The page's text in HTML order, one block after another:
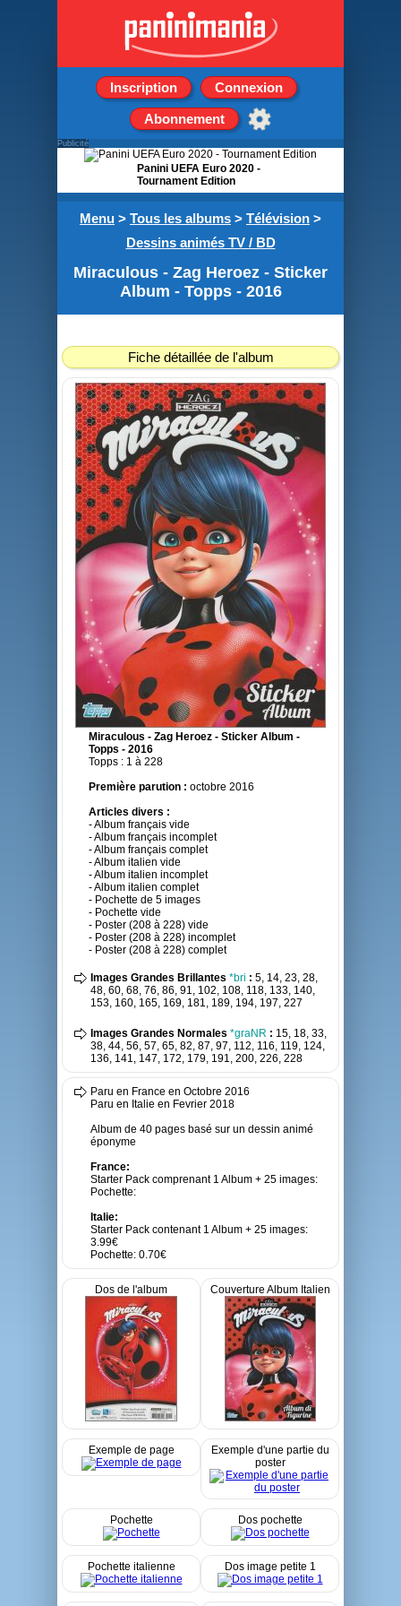
Inscription Connexion
Abonnement
Menu > Tous les albums > Télévision >
Dessins animés TV / BD
Miraculous - Zag Heroez - Sticker
Album - Topps - 2016
Fiche détaillée de l'album
Miraculous - Zag Heroez - Sticker Album -
Topps - 2016
Topps : 1 à 228
Première parution : octobre 2016
Articles divers :
- Album français vide
- Album français incomplet
- Album français complet
- Album italien vide
- Album italien incomplet
- Album italien complet
- Pochette de 5 images
- Pochette vide
- Poster (208 à 228) vide
- Poster (208 à 228) incomplet
- Poster (208 à 228) complet
Images Grandes Brillantes *bri : 5, 14, 23, 28,
48, 60, 68, 76, 86, 91, 102, 108, 118, 133, 140,
153, 160, 165, 169, 181, 189, 194, 197, 227
Images Grandes Normales *graNR : 15, 18, 33,
38, 44, 56, 57, 65, 82, 87, 97, 112, 116, 119, 124,
136, 141, 147, 172, 179, 191, 200, 226, 228
Paru en France en Octobre 2016
Paru en Italie en Fevrier 2018
Album de 40 pages basé sur un dessin animé
éponyme
France:
Starter Pack comprenant 1 Album + 25 images:
Pochette:
Italie:
Starter Pack contenant 1 Album + 25 images:
3.99€
Pochette: 0.70€
Dos de l'album Couverture Album Italien
Exemple de page
Exemple d'une partie du
poster
Pochette Dos pochette
Pochette italienne Dos image petite 1
Publicité
Panini UEFA Euro 2020 -
Tournament Edition
de 5 stickers